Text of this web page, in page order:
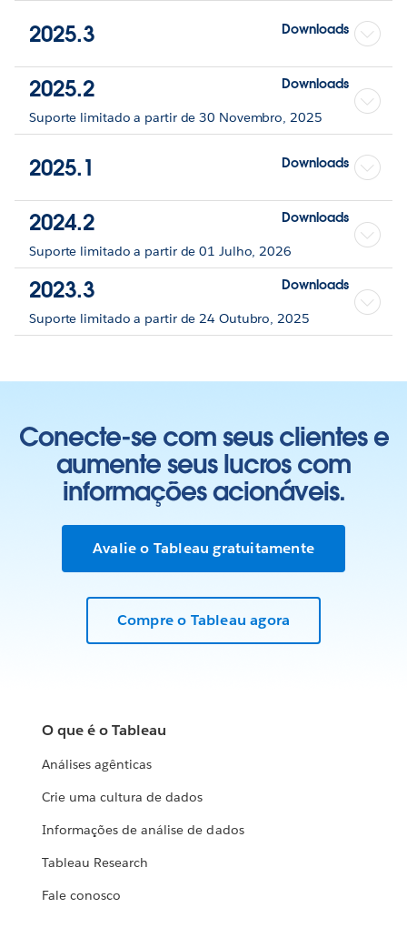
2025.3 Downloads
2025.2 Downloads
Suporte limitado a partir de 30 Novembro, 2025
2025.1 Downloads
2024.2 Downloads
Suporte limitado a partir de 01 Julho, 2026
2023.3 Downloads
Suporte limitado a partir de 24 Outubro, 2025
Conecte-se com seus clientes e
aumente seus lucros com
informações acionáveis.
Avalie o Tableau gratuitamente
Compre o Tableau agora
O que é o Tableau
Análises agênticas
Crie uma cultura de dados
Informações de análise de dados
Tableau Research
Fale conosco